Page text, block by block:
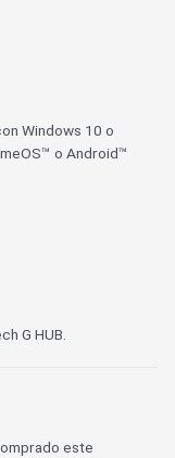
Windows 10 o
o Android™
G HUB.
este